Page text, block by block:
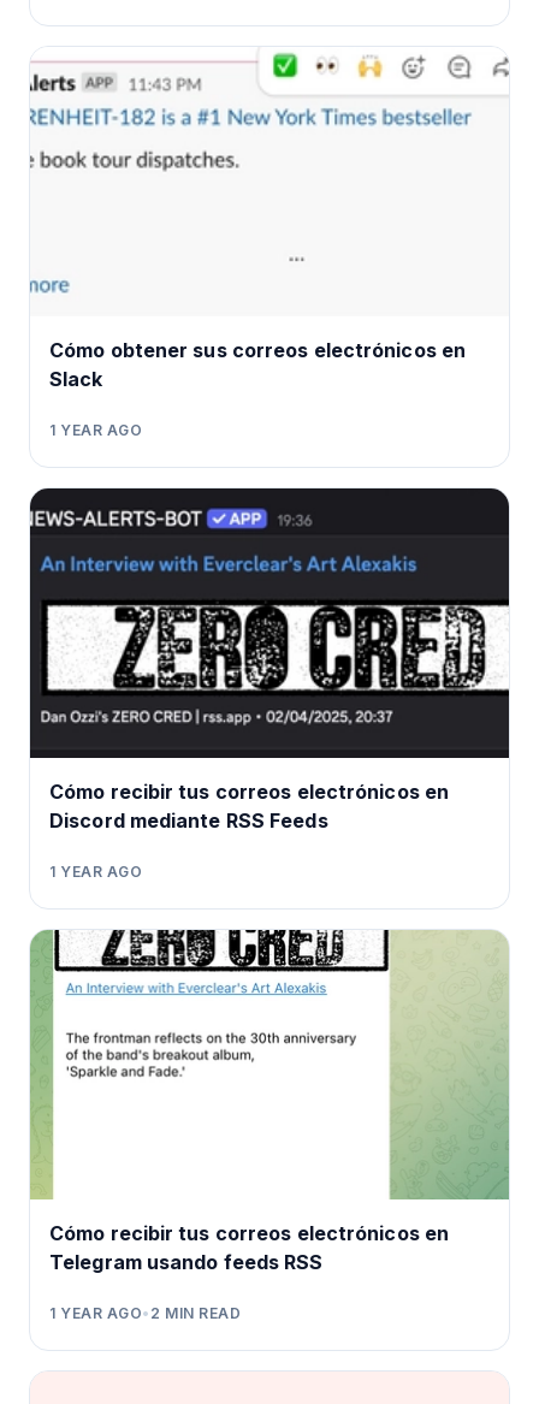
Cómo obtener sus correos electrónicos en
Slack
1 YEAR AGO
Cómo recibir tus correos electrónicos en
Discord mediante RSS Feeds
1 YEAR AGO
Cómo recibir tus correos electrónicos en
Telegram usando feeds RSS
1 YEAR AGO• 2 MIN READ